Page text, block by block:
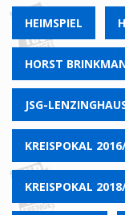
HEIMSPIEL
HORST
JSG-
KREISPOKAL
KREISPOKAL